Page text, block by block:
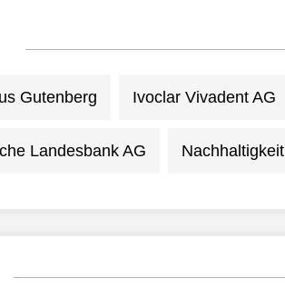
Gutenberg Ivoclar Vivadent AG
Landesbank AG Nachhaltigkeit